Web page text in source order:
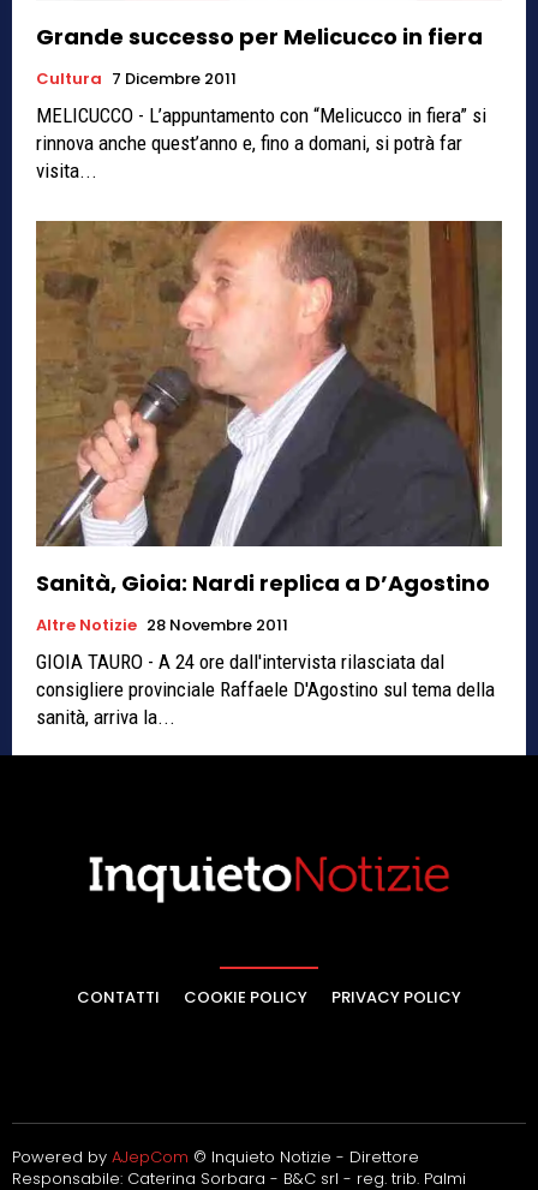
Grande successo per Melicucco in fiera
Cultura 7 Dicembre 2011
MELICUCCO - L’appuntamento con “Melicucco in fiera” si
rinnova anche quest’anno e, fino a domani, si potrà far
visita...
Sanità, Gioia: Nardi replica a D’Agostino
Altre Notizie 28 Novembre 2011
GIOIA TAURO - A 24 ore dall'intervista rilasciata dal
consigliere provinciale Raffaele D'Agostino sul tema della
sanità, arriva la...
CONTATTI COOKIE POLICY PRIVACY POLICY
Powered by AJepCom © Inquieto Notizie - Direttore
Responsabile: Caterina Sorbara - B&C srl - reg. trib. Palmi